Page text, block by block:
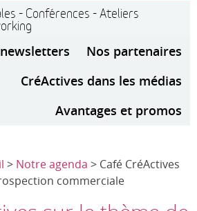
- Conférences - Ateliers
Nos partenaires
CréActives dans les médias
Avantages et promos
> Notre agenda > Café CréActives
commerciale